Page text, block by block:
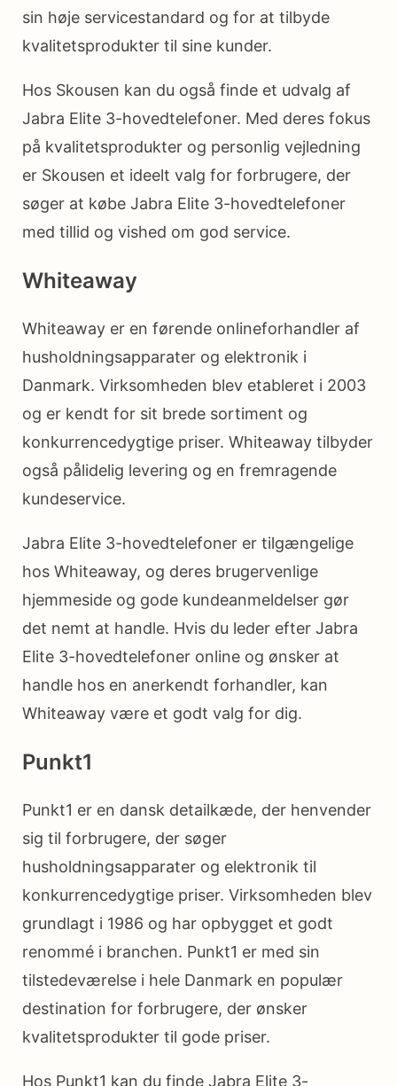
sin høje servicestandard og for at tilbyde
kvalitetsprodukter til sine kunder.
Hos Skousen kan du også finde et udvalg af
Jabra Elite 3-hovedtelefoner. Med deres fokus
på kvalitetsprodukter og personlig vejledning
er Skousen et ideelt valg for forbrugere, der
søger at købe Jabra Elite 3-hovedtelefoner
med tillid og vished om god service.
Whiteaway
Whiteaway er en førende onlineforhandler af
husholdningsapparater og elektronik i
Danmark. Virksomheden blev etableret i 2003
og er kendt for sit brede sortiment og
konkurrencedygtige priser. Whiteaway tilbyder
også pålidelig levering og en fremragende
kundeservice.
Jabra Elite 3-hovedtelefoner er tilgængelige
hos Whiteaway, og deres brugervenlige
hjemmeside og gode kundeanmeldelser gør
det nemt at handle. Hvis du leder efter Jabra
Elite 3-hovedtelefoner online og ønsker at
handle hos en anerkendt forhandler, kan
Whiteaway være et godt valg for dig.
Punkt1
Punkt1 er en dansk detailkæde, der henvender
sig til forbrugere, der søger
husholdningsapparater og elektronik til
konkurrencedygtige priser. Virksomheden blev
grundlagt i 1986 og har opbygget et godt
renommé i branchen. Punkt1 er med sin
tilstedeværelse i hele Danmark en populær
destination for forbrugere, der ønsker
kvalitetsprodukter til gode priser.
Hos Punkt1 kan du finde Jabra Elite 3-